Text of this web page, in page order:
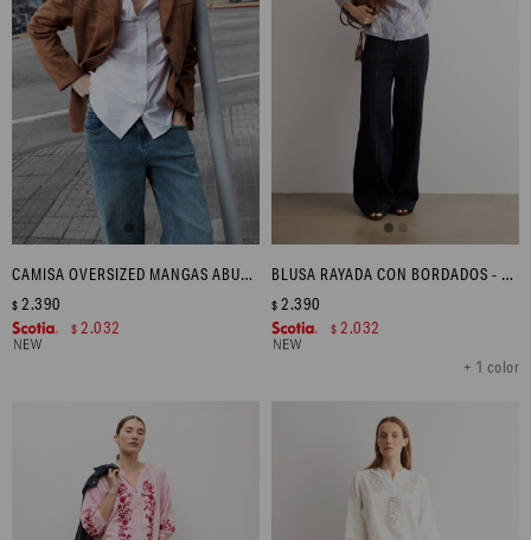
CAMISA OVERSIZED MANGAS ABULLONADAS - BLANCO
$ 2.390
$ 2.032
BLUSA RAYADA CON BORDADOS - CELESTE
+ 1 color
$ 2.390
$ 2.032